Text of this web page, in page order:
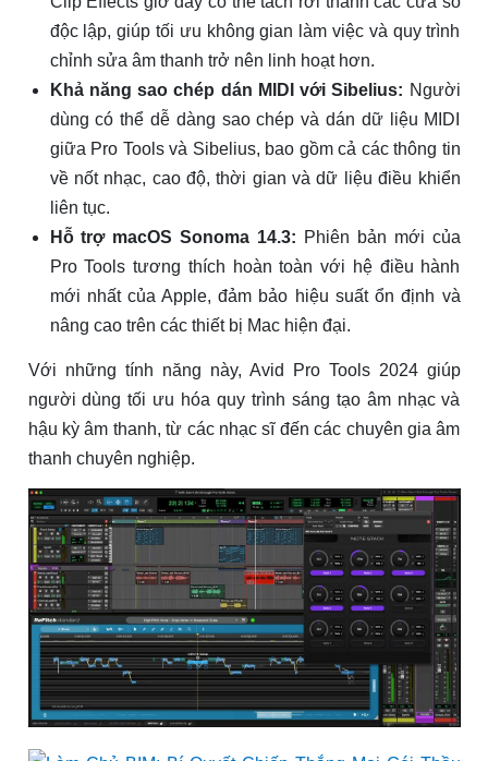
độc lập, giúp tối ưu không gian làm việc và quy trình
chỉnh sửa âm thanh trở nên linh hoạt hơn.
Khả năng sao chép dán MIDI với Sibelius: Người
dùng có thể dễ dàng sao chép và dán dữ liệu MIDI
giữa Pro Tools và Sibelius, bao gồm cả các thông tin
về nốt nhạc, cao độ, thời gian và dữ liệu điều khiển
liên tục.
Hỗ trợ macOS Sonoma 14.3: Phiên bản mới của
Pro Tools tương thích hoàn toàn với hệ điều hành
mới nhất của Apple, đảm bảo hiệu suất ổn định và
nâng cao trên các thiết bị Mac hiện đại.
Với những tính năng này, Avid Pro Tools 2024 giúp
người dùng tối ưu hóa quy trình sáng tạo âm nhạc và
hậu kỳ âm thanh, từ các nhạc sĩ đến các chuyên gia âm
thanh chuyên nghiệp.